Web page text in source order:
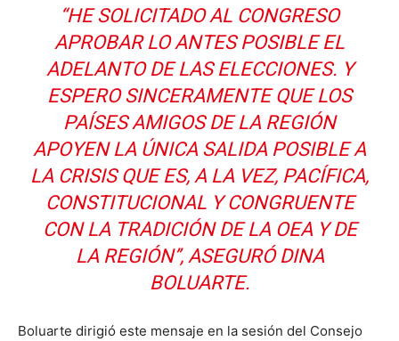
“HE SOLICITADO AL CONGRESO
APROBAR LO ANTES POSIBLE EL
ADELANTO DE LAS ELECCIONES. Y
ESPERO SINCERAMENTE QUE LOS
PAÍSES AMIGOS DE LA REGIÓN
APOYEN LA ÚNICA SALIDA POSIBLE A
LA CRISIS QUE ES, A LA VEZ, PACÍFICA,
CONSTITUCIONAL Y CONGRUENTE
CON LA TRADICIÓN DE LA OEA Y DE
LA REGIÓN’’, ASEGURÓ DINA
BOLUARTE.
Boluarte dirigió este mensaje en la sesión del Consejo